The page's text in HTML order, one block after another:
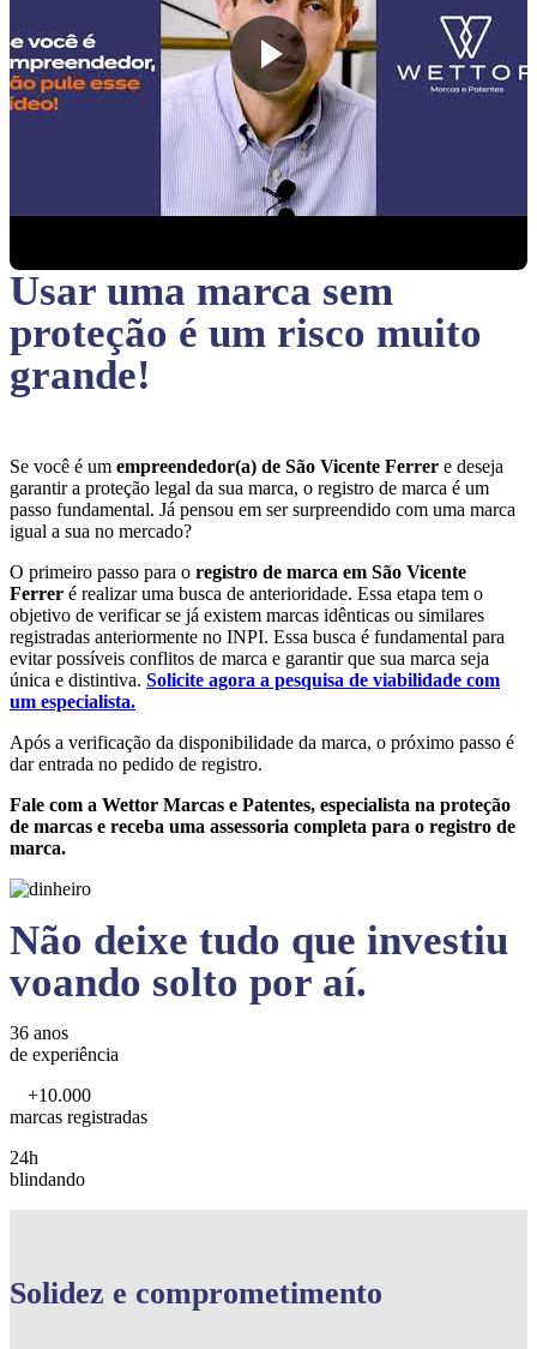
Usar uma marca sem
proteção é um risco muito
grande!
Se você é um empreendedor(a) de São Vicente Ferrer e deseja
garantir a proteção legal da sua marca, o registro de marca é um
passo fundamental. Já pensou em ser surpreendido com uma marca
igual a sua no mercado?
O primeiro passo para o registro de marca em São Vicente
Ferrer é realizar uma busca de anterioridade. Essa etapa tem o
objetivo de verificar se já existem marcas idênticas ou similares
registradas anteriormente no INPI. Essa busca é fundamental para
evitar possíveis conflitos de marca e garantir que sua marca seja
única e distintiva. Solicite agora a pesquisa de viabilidade com
um especialista.
Após a verificação da disponibilidade da marca, o próximo passo é
dar entrada no pedido de registro.
Fale com a Wettor Marcas e Patentes, especialista na proteção
de marcas e receba uma assessoria completa para o registro de
marca.
Não deixe tudo que investiu
voando solto por aí.
36 anos
de experiência
+10.000
marcas registradas
24h
blindando
Solidez e comprometimento